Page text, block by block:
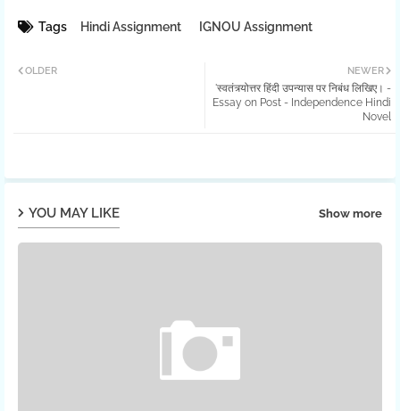
Tags Hindi Assignment IGNOU Assignment
NEWER
'स्वतंत्र्योत्तर हिंदी उपन्यास पर निबंध लिखिए। -
Essay on Post - Independence Hindi
Novel
OLDER
YOU MAY LIKE Show more